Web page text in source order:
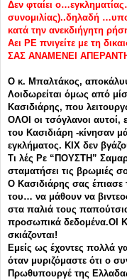
Δεν φταίει
συνομιλίας)..δηλαδή
κατά την ανεκδιήγητη
Αει ΡΕ πνιγείτε με τη
ΣΑΣ ΑΝΑΜΕΝΕΙ ΑΠΕΡΑΝΤΗ
Ο κ. Μπαλτάκος,
Λοιδωρείται όμως από
Κασιδιάρης, που
ΟΛΟΙ οι τσόγλανοι
του Κασιδιάρη -κίνησαν
εγκλήματος. ΚΙΧ δεν
Τι λές Ρε “ΠΟΥΣΤΗ”
σταματήσει τις βρωμιές
Ο Κασιδιάρης σας
του… να μάθουν να
στα παλιά τους
προσωπικά δεδομένα.ΟΙ
σκιάζονται!
Εμείς ως έχοντες πολλά
όταν μυριζόμαστε ότι ο
Πρωθυπουργέ της